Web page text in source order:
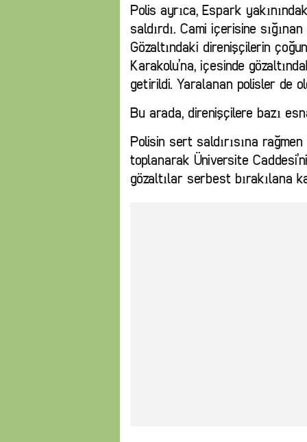
Polis ayrıca, Espark
saldırdı. Cami içerisine
Gözaltındaki direnişçilerin
Karakolu’na, içesinde
getirildi. Yaralanan polisler de
Bu arada, direnişçilere bazı
Polisin sert saldırısına
toplanarak Üniversite
gözaltılar serbest bırakılana